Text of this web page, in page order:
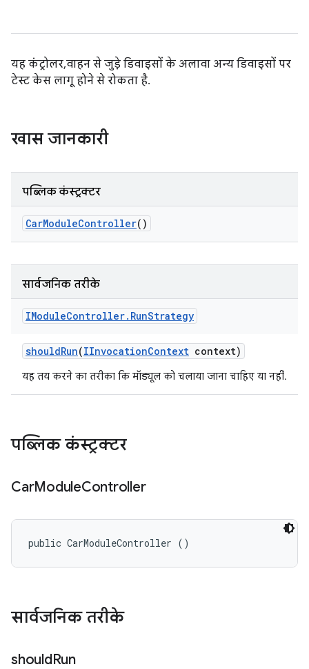
यह कंट्रोलर, वाहन से जुड़े डिवाइसों के अलावा अन्य डिवाइसों पर
टेस्ट केस लागू होने से रोकता है.
खास जानकारी
पब्लिक कंस्ट्रक्टर
CarModuleController()
सार्वजनिक तरीके
IModuleController. RunStrategy
shouldRun(IInvocationContext context)
यह तय करने का तरीका कि मॉड्यूल को चलाया जाना चाहिए या नहीं.
पब्लिक कंस्ट्रक्टर
CarModuleController
public CarModuleController ()
सार्वजनिक तरीके
shouldRun